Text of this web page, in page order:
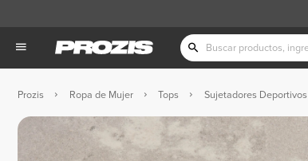
Prozis Ropa de Mujer Tops Sujetadores Deportivos